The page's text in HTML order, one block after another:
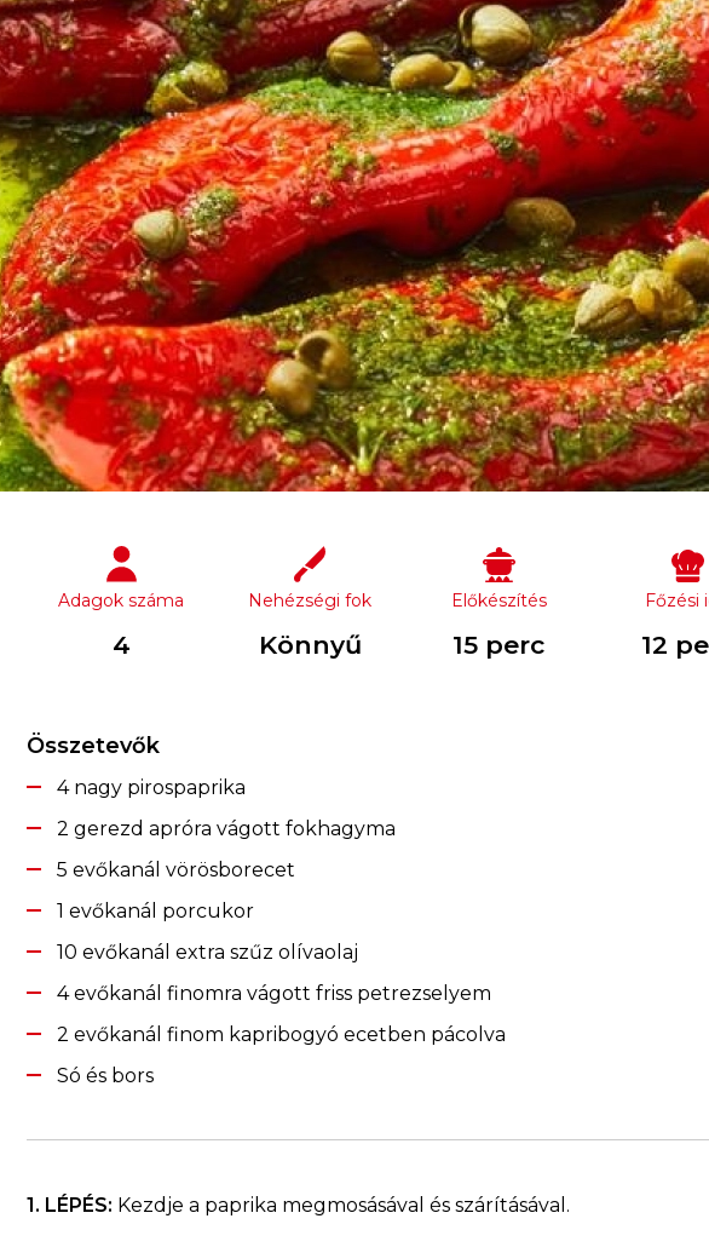
Adagok száma
4
Nehézségi fok
Könnyű
Előkészítés
15 perc
Főzési
12
Összetevők
4 nagy pirospaprika
2 gerezd apróra vágott fokhagyma
5 evőkanál vörösborecet
1 evőkanál porcukor
10 evőkanál extra szűz olívaolaj
4 evőkanál finomra vágott friss petrezselyem
2 evőkanál finom kapribogyó ecetben pácolva
Só és bors
1. LÉPÉS: Kezdje a paprika megmosásával és szárításával.